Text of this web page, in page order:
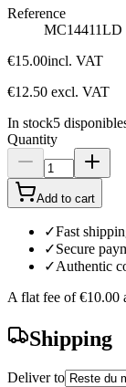
Reference
MC14411LD
€15.00incl. VAT
€12.50 excl. VAT
In stock5
Quantity
Add to cart
✓Fast
✓Secure
✓Authentic
A flat fee of €10.00
Shipping
Deliver to